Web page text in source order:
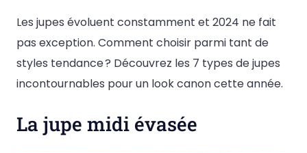
Les jupes évoluent constamment et 2024 ne fait
pas exception. Comment choisir parmi tant de
styles tendance ? Découvrez les 7 types de jupes
incontournables pour un look canon cette année.
La jupe midi évasée